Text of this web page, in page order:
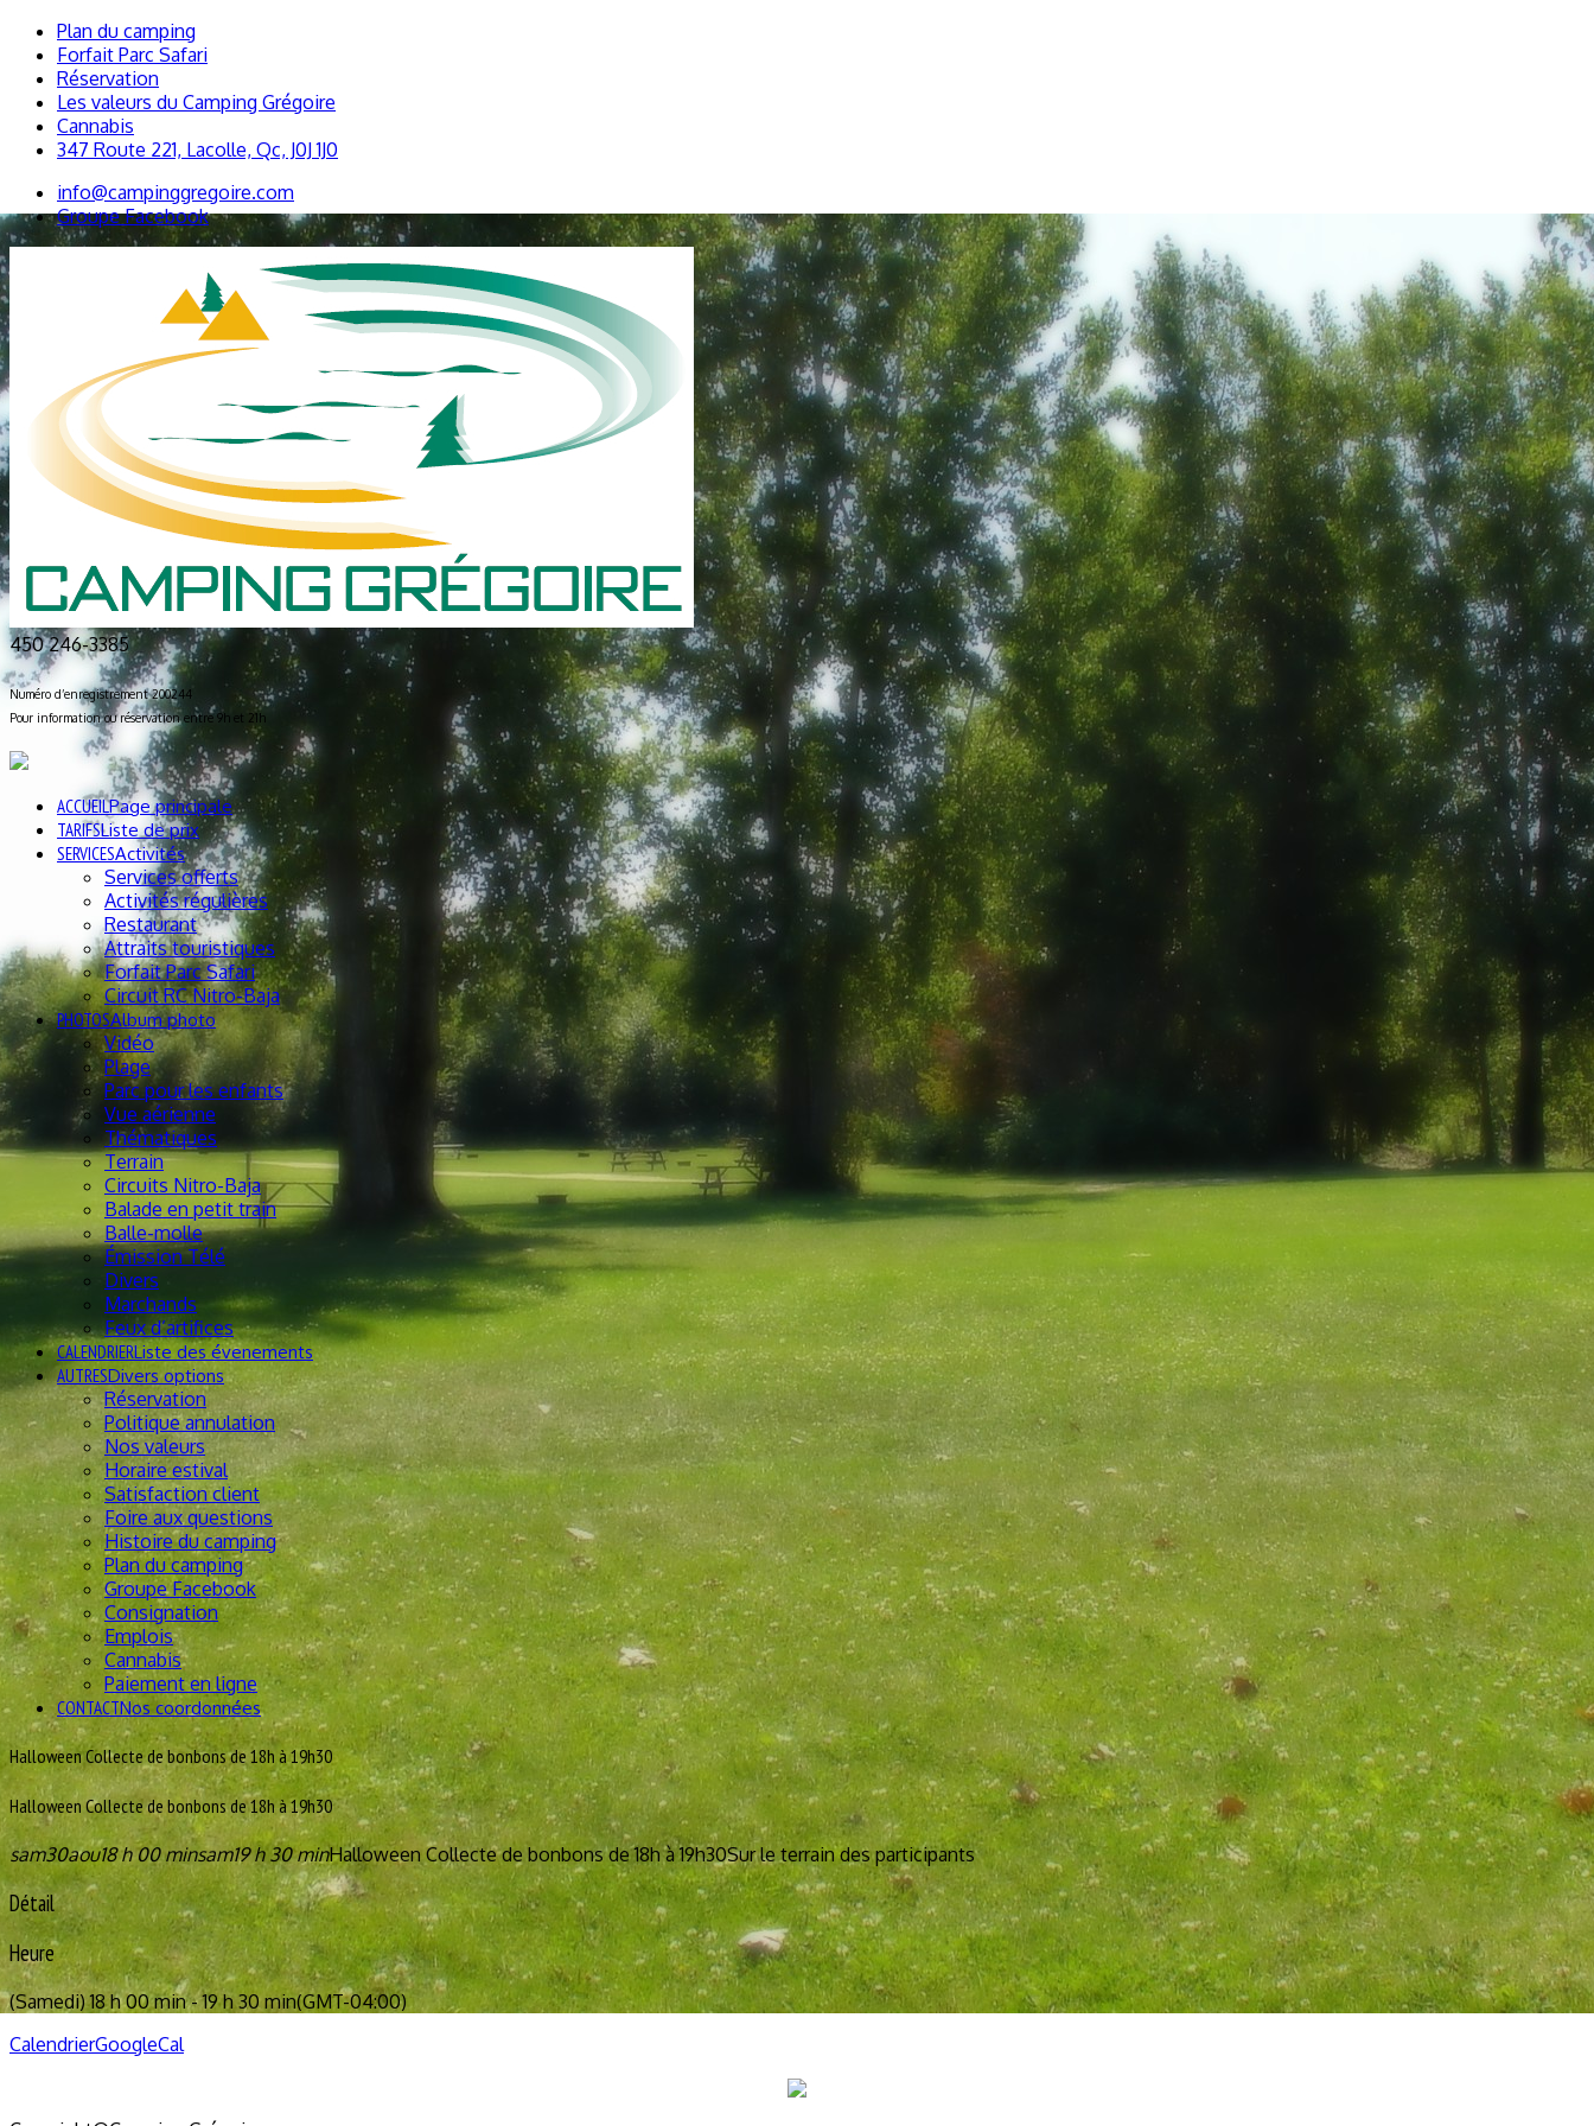
Plan du camping
Forfait Parc Safari
Réservation
Les valeurs du Camping Grégoire
Cannabis
347 Route 221, Lacolle, Qc, J0J 1J0
info@campinggregoire.com
Groupe Facebook
450 246-3385
Numéro d’enregistrement 200244
Pour information ou réservation entre 9h et 21h
ACCUEILPage principale
TARIFSListe de prix
SERVICESActivités
Services offerts
Activités régulières
Restaurant
Attraits touristiques
Forfait Parc Safari
Circuit RC Nitro-Baja
PHOTOSAlbum photo
Vidéo
Plage
Parc pour les enfants
Vue aérienne
Thématiques
Terrain
Circuits Nitro-Baja
Balade en petit train
Balle-molle
Émission Télé
Divers
Marchands
Feux d’artifices
CALENDRIERListe des évenements
AUTRESDivers options
Réservation
Politique annulation
Nos valeurs
Horaire estival
Satisfaction client
Foire aux questions
Histoire du camping
Plan du camping
Groupe Facebook
Consignation
Emplois
Cannabis
Paiement en ligne
CONTACTNos coordonnées
Halloween Collecte de bonbons de 18h à 19h30
Halloween Collecte de bonbons de 18h à 19h30
sam30aou18 h 00 minsam19 h 30 minHalloween Collecte de bonbons de 18h à 19h30Sur le terrain des participants
Détail
Heure
(Samedi) 18 h 00 min - 19 h 30 min(GMT-04:00)
CalendrierGoogleCal